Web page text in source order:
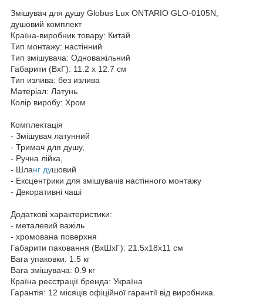
Змішувач для душу Globus Lux ONTARIO GLO-0105N,
душовий комплект
Країна-виробник товару: Китай
Тип монтажу: настінний
Тип змішувача: Одноважільний
Габарити (ВхГ): 11.2 х 12.7 см
Тип излива: без излива
Матеріал: Латунь
Колір виробу: Хром
Комплектація
- Змішувач латунний
- Тримач для душу,
- Ручна лійка,
- Шланг душовий
- Ексцентрики для змішувачів настінного монтажу
- Декоративні чаші
Додаткові характеристики:
- металевий важіль
- хромована поверхня
Габарити паковання (ВхШхГ): 21.5х18х11 см
Вага упаковки: 1.5 кг
Вага змішувача: 0.9 кг
Країна реєстрації бренда: Україна
Гарантія: 12 місяців офіційної гарантії від виробника.